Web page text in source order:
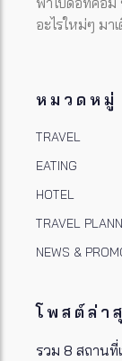
อะไรใหม่ๆ มา
หมวดหมู่
TRAVEL
EATING
HOTEL
TRAVEL
NEWS &
โพสต์ล่า
รวม 8 สถานที่